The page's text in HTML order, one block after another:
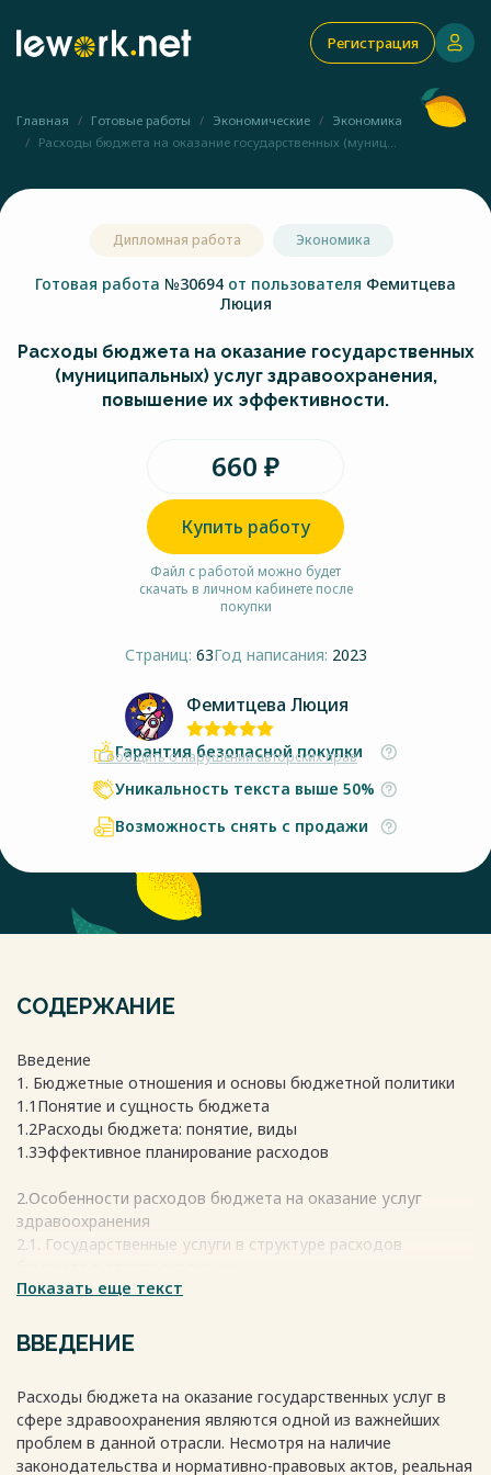
Регистрация
Главная Готовые работы Экономические
Экономика
Расходы бюджета на оказание государственных (муниц...
Дипломная работа Экономика
Готовая работа №30694 от пользователя Фемитцева
Люция
Расходы бюджета на оказание государственных
(муниципальных) услуг здравоохранения,
повышение их эффективности.
660 ₽
Купить работу
Файл с работой можно будет
скачать в личном кабинете после
покупки
Страниц: 63Год написания: 2023
Фемитцева Люция
Сообщить о нарушении авторских прав
Гарантия безопасной покупки
Уникальность текста выше 50%
Возможность снять с продажи
СОДЕРЖАНИЕ
Введение
1. Бюджетные отношения и основы бюджетной политики
1.1Понятие и сущность бюджета
1.2Расходы бюджета: понятие, виды
1.3Эффективное планирование расходов
2.Особенности расходов бюджета на оказание услуг
здравоохранения
2.1. Государственные услуги в структуре расходов
2.2. Анализ структуры расходов на оказание услуг в
2.3. Оценка эффективности расходов бюджета на оказание
государственных услуг здравоохранения
оказание государственных услуг здравоохранения
3.1. Особенности контроля при планировании и
расходовании средств
Показать еще текст
ВВЕДЕНИЕ
Расходы бюджета на оказание государственных услуг в
сфере здравоохранения являются одной из важнейших
проблем в данной отрасли. Несмотря на наличие
законодательства и нормативно-правовых актов, реальная